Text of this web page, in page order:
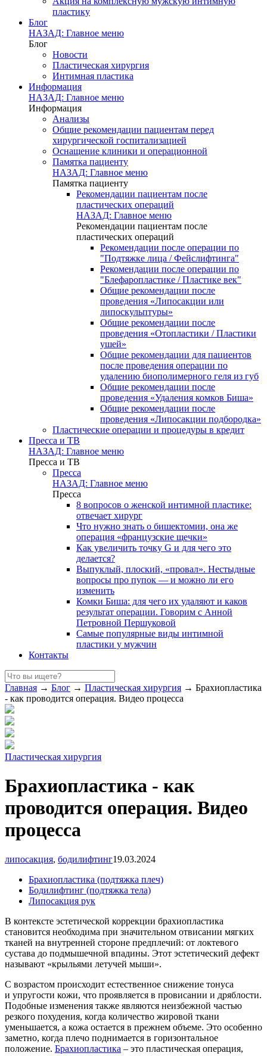
пластику
Блог
НАЗАД: Главное меню
Блог
Новости
Пластическая хирургия
Интимная пластика
Информация
НАЗАД: Главное меню
Информация
Анализы
Общие рекомендации пациентам перед
хирургической госпитализацией
Оснащение клиники и операционной
Памятка пациенту
НАЗАД: Главное меню
Памятка пациенту
Рекомендации пациентам после
пластических операций
НАЗАД: Главное меню
Рекомендации пациентам после
пластических операций
Рекомендации после операции по
"Подтяжке лица / Фейслифтинга"
Рекомендации после операции по
"Блефаропластике / Пластике век"
Общие рекомендации после
проведения «Липосакции или
липоскульптуры»
Общие рекомендации после
проведения «Отопластики / Пластики
ушей»
Общие рекомендации для пациентов
после проведения операции по
удалению биополимерного геля из губ
Общие рекомендации после
проведения «Удаления комков Биша»
Общие рекомендации после
проведения «Липосакции подбородка»
Пластические операции и процедуры в кредит
Пресса и ТВ
НАЗАД: Главное меню
Пресса и ТВ
Пресса
НАЗАД: Главное меню
Пресса
8 вопросов о женской интимной пластике:
отвечает хирург
Что нужно знать о бишектомии, она же
операция «французские щечки»
Как увеличить точку G и для чего это
делается?
Выпуклый, плоский, «провал». Нестыдные
вопросы про пупок — и можно ли его
изменить
Комки Биша: для чего их удаляют и каков
результат операции. Говорим с Анной
Петровной Першуковой
Самые популярные виды интимной
пластики у мужчин
Контакты
Главная → Блог → Пластическая хирургия → Брахиопластика
- как проводится операция. Видео процесса
Пластическая хирургия
Брахиопластика - как
проводится операция. Видео
процесса
липосакция, бодилифтинг19.03.2024
Брахиопластика (подтяжка плеч)
Бодилифтинг (подтяжка тела)
Липосакция рук
В контексте эстетической коррекции брахиопластика
становится необходима при значительном отвисании мягких
тканей на внутренней стороне предплечий: от локтевого
сустава до подмышечной впадины. Этот эстетический дефект
называют «крыльями летучей мыши».
С возрастом происходит естественное снижение тонуса
и упругости кожи, что проявляется в провисании и дряблости.
Подобные изменения также являются неизбежной частью
резкого похудения, когда количество жировой ткани
уменьшается, а кожа остается в прежнем объеме. Это особенно
заметно, когда плечо поднимается в горизонтальное
положение. Брахиопластика – это пластическая операция,